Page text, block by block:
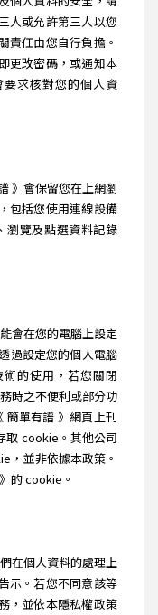
人或允許第三人以您
責任由您自行負擔。
更改密碼，或通知本
求核對您的個人資
》會保留您在上網瀏
包括您使用連線設備
瀏覽及點選資料記錄
會在您的電腦上設定
過設定您的個人電腦
的使用，若您關閉
時之不便利或部分功
簡單有譜 》網頁上刊
取 cookie。其他公司
，並非依據本政策。
的 cookie。
在個人資料的處理上
示。若您不同意該等
，並依本隱私權政策